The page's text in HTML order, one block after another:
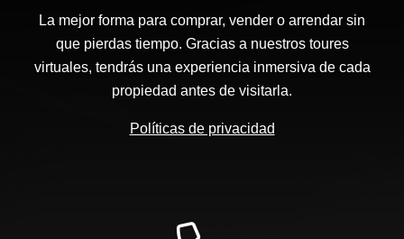
La mejor forma para comprar, vender o arrendar sin
que pierdas tiempo. Gracias a nuestros toures
virtuales, tendrás una experiencia inmersiva de cada
propiedad antes de visitarla.
Políticas de privacidad